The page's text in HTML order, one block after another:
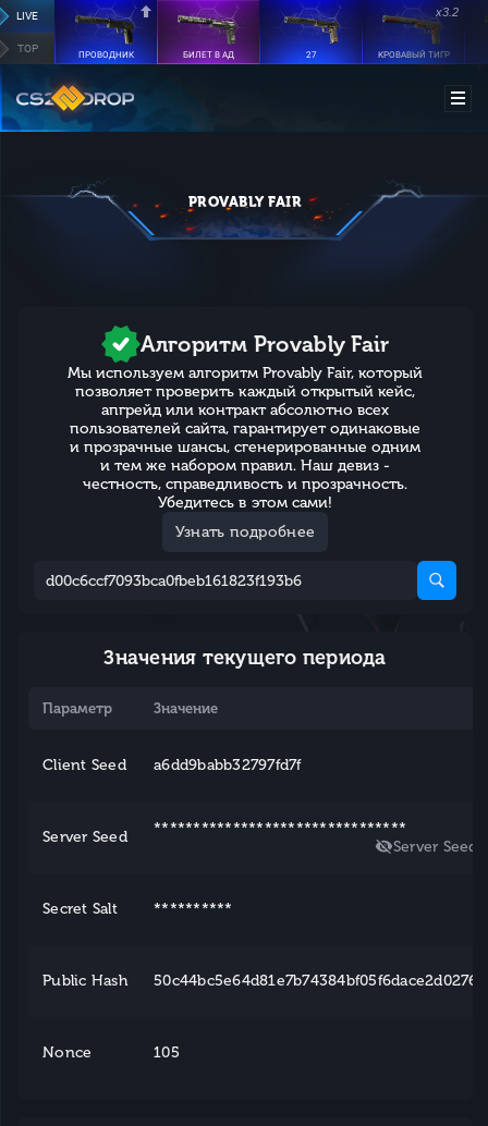
LIVE
TOP
ПРОВОДНИК БИЛЕТ В АД 27
x3.2
КРОВАВЫЙ ТИГР
PROVABLY FAIR
Алгоритм Provably Fair
Мы используем алгоритм Provably Fair, который
позволяет проверить каждый открытый кейс,
апгрейд или контракт абсолютно всех
пользователей сайта, гарантирует одинаковые
и прозрачные шансы, сгенерированные одним
и тем же набором правил. Наш девиз -
честность, справедливость и прозрачность.
Убедитесь в этом сами!
Узнать подробнее
Значения текущего периода
Параметр Значение
Client Seed a6dd9babb32797fd7f
Server Seed
********************************
Server Seed
Secret Salt **********
Public Hash
Nonce 105